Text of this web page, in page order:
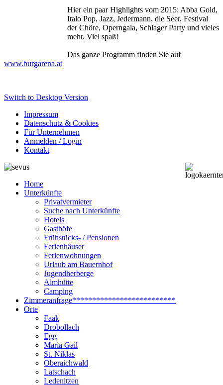
Hier ein paar Highlights vom 2015: Abba Gold,
Italo Pop, Jazz, Jedermann, die Seer, Festival
der Chöre, Operngala, Schlager Party und vieles
mehr. Viel spaß!
Das ganze Programm finden Sie auf
www.burgarena.at
Switch to Desktop Version
Impressum
Datenschutz & Cookies
Für Unternehmen
Anmelden / Login
Kontakt
Home
Unterkünfte
Privatvermieter
Suche nach Unterkünfte
Hotels
Gasthöfe
Frühstücks- / Pensionen
Ferienhäuser
Ferienwohnungen
Urlaub am Bauernhof
Jugendherberge
Almhütte
Camping
Zimmeranfrage**************************
Orte
Faak
Drobollach
Egg
Maria Gail
St. Niklas
Oberaichwald
Latschach
Ledenitzen